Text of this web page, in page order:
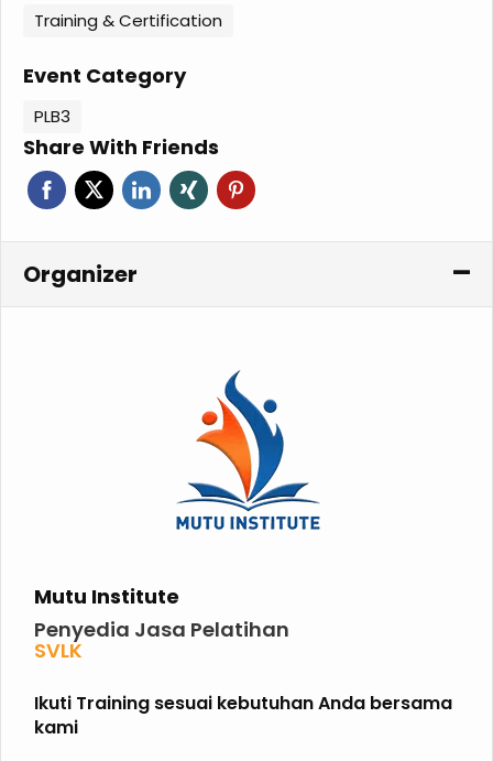
Training & Certification
Event Category
PLB3
Share With Friends
Organizer
Mutu Institute
Penyedia Jasa Pelatihan
SVLK
P2K3
P3K
K3 KIMIA
Ikuti Training sesuai kebutuhan Anda bersama
kami